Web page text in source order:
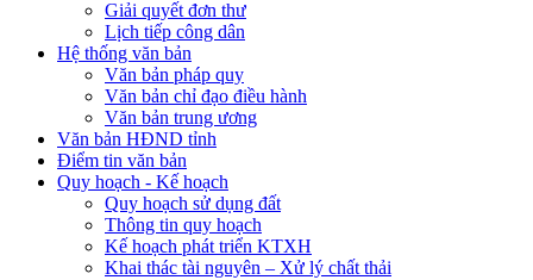
Giải quyết đơn thư
Lịch tiếp công dân
Hệ thống văn bản
Văn bản pháp quy
Văn bản chỉ đạo điều hành
Văn bản trung ương
Văn bản HĐND tỉnh
Điểm tin văn bản
Quy hoạch - Kế hoạch
Quy hoạch sử dụng đất
Thông tin quy hoạch
Kế hoạch phát triển KTXH
Khai thác tài nguyên – Xử lý chất thải